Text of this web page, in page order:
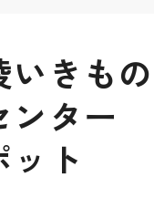
きもの
ンター
ト